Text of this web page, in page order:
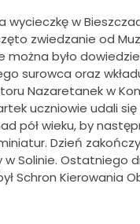
wycieczkę w
zwiedzanie od
było
surowca oraz
Nazaretanek w
uczniowie udali
pół wieku, by
Dzień
Solinie. Ostatniego
Schron Kierowania